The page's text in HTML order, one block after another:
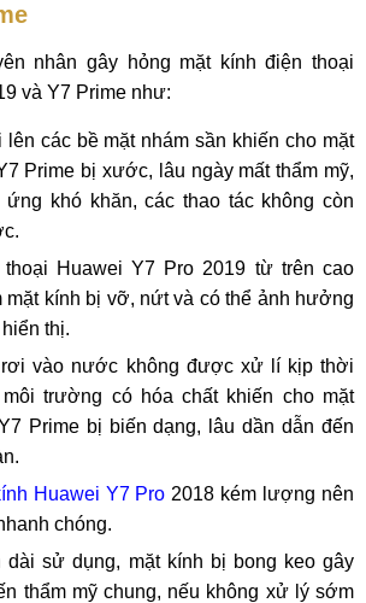
nhân gây hỏng mặt kính điện thoại
và Y7 Prime như:
các bề mặt nhám sần khiến cho mặt
Prime bị xước, lâu ngày mất thẩm mỹ,
khó khăn, các thao tác không còn
Huawei Y7 Pro 2019 từ trên cao
mặt kính bị vỡ, nứt và có thể ảnh hưởng
thị.
vào nước không được xử lí kịp thời
trường có hóa chất khiến cho mặt
Prime bị biến dạng, lâu dần dẫn đến
Huawei Y7 Pro 2018 kém lượng nên
chóng.
dài sử dụng, mặt kính bị bong keo gây
thẩm mỹ chung, nếu không xử lý sớm